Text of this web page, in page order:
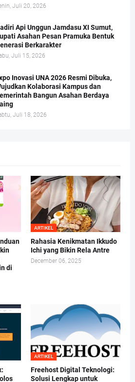
Juli 20, 2026
Api Unggun Jamdasu XI Sumut,
Asahan Pesan Pramuka Bentuk
Berkarakter
Juli 15, 2026
Inovasi UNA 2026 Resmi Dibuka,
Kolaborasi Kampus dan
Bangun Asahan Berdaya
Juli 18, 2026
di
ARTIKEL
Rahasia Kenikmatan Ikkudo
Ichi yang Bikin Rela Antre
December 06, 2025
ARTIKEL
Freehost Digital Teknologi:
Solusi Lengkap untuk